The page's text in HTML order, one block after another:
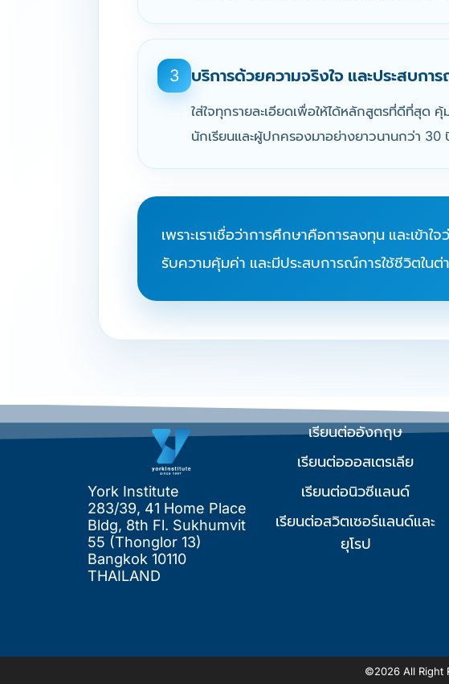
3 บริการด้วยความจริงใจ และประสบกา
ใส่ใจทุกรายละเอียดเพื่อให้ได้หลักสูตรที่ดีที่สุด
นักเรียนและผู้ปกครองมาอย่างยาวนานกว่า 30
เพราะเราเชื่อว่าการศึกษาคือการลงทุน และเข้า
รับความคุ้มค่า และมีประสบการณ์การใช้ชีวิตในต่
York Institute
283/39, 41 Home Place
Bldg, 8th Fl. Sukhumvit
55 (Thonglor 13)
Bangkok 10110
THAILAND
เรียนต่ออังกฤษ
เรียนต่อออสเตรเลีย
เรียนต่อนิวซีแลนด์
เรียนต่อสวิตเซอร์แลนด์และ
ยุโรป
©2026 All Right